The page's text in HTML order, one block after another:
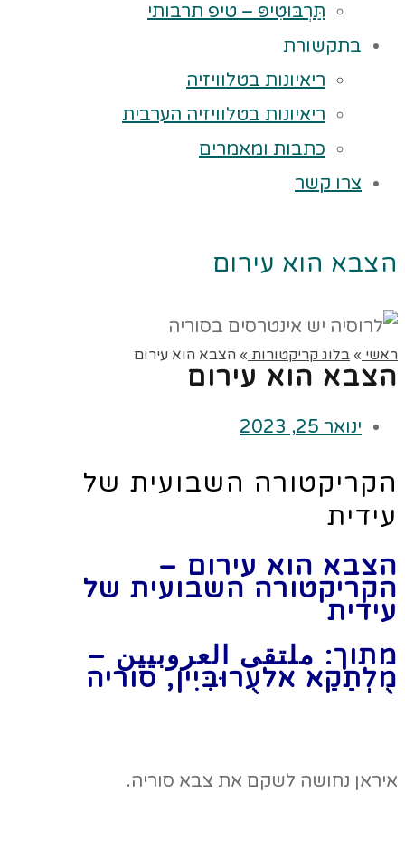
תַּרְבּוּטִיפּ – טיפ תרבותי
בתקשורת
ריאיונות בטלוויזיה
ריאיונות בטלוויזיה הערבית
כתבות ומאמרים
צרו קשר
הצבא הוא עירום
ראשי » בלוג קריקטורות » הצבא הוא עירום
הצבא הוא עירום
ינואר 25, 2023
הקריקטורה השבועית של
עידית
הצבא הוא עירום –
הקריקטורה השבועית של
עידית
מתוך: ملتقى العروبيين –
מֻלְתַקַא אלעֻרוּבִּיִין, סוריה
איראן נחושה לשקם את צבא סוריה.